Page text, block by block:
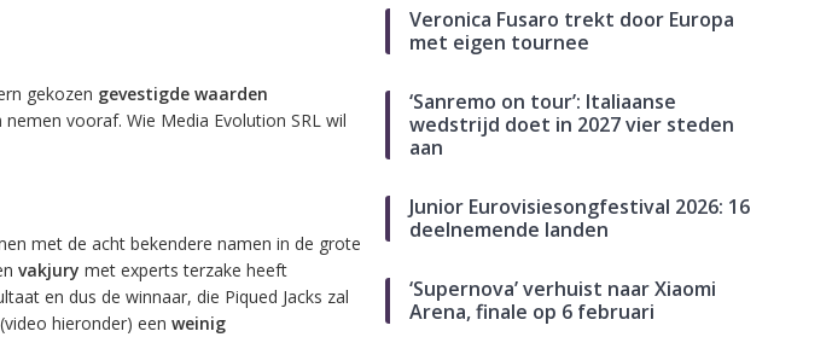
gekozen gevestigde waarden
vooraf. Wie Media Evolution SRL wil
met de acht bekendere namen in de grote
vakjury met experts terzake heeft
en dus de winnaar, die Piqued Jacks zal
hieronder) een weinig
Veronica Fusaro trekt door Europa
met eigen tournee
‘Sanremo on tour’: Italiaanse
wedstrijd doet in 2027 vier steden
aan
Junior Eurovisiesongfestival 2026: 16
deelnemende landen
‘Supernova’ verhuist naar Xiaomi
Arena, finale op 6 februari